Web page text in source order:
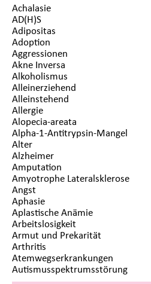
Achalasie
AD(H)S
Adipositas
Adoption
Aggressionen
Akne Inversa
Alkoholismus
Alleinerziehend
Alleinstehend
Allergie
Alopecia-areata
Alpha-1-Antitrypsin-Mangel
Alter
Alzheimer
Amputation
Amyotrophe Lateralsklerose
Angst
Aphasie
Aplastische Anämie
Arbeitslosigkeit
Armut und Prekarität
Arthritis
Atemwegserkrankungen
Autismusspektrumsstörung